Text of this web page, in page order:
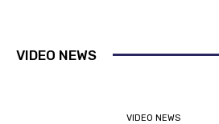
VIDEO NEWS
VIDEO NEWS